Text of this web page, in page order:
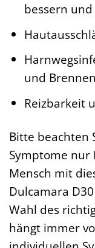
bessern
und
Reizbarkeit
Bitte beachten
Symptome nur
Mensch mit
Dulcamara
Wahl des
hängt immer